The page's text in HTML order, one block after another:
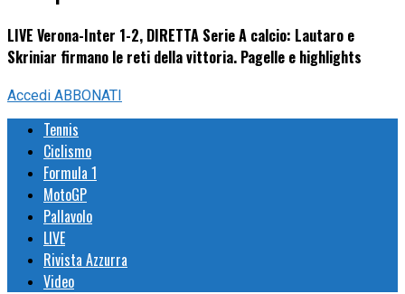
LIVE Verona-Inter 1-2, DIRETTA Serie A calcio: Lautaro e
Skriniar firmano le reti della vittoria. Pagelle e highlights
Accedi ABBONATI
Tennis
Ciclismo
Formula 1
MotoGP
Pallavolo
LIVE
Rivista Azzurra
Video